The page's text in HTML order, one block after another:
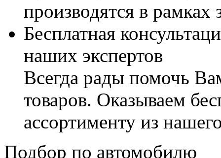
производятся в рамках
Бесплатная
наших экспертов
Всегда рады помочь
товаров. Оказываем
ассортименту из
Подбор по автомобилю